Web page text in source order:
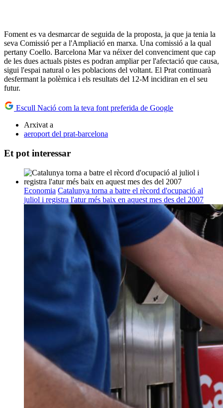
Foment es va desmarcar de seguida de la proposta, ja que ja tenia la
seva Comissió per a l'Ampliació en marxa. Una comissió a la qual
pertany Coello. Barcelona Mar va néixer del convenciment que cap
de les dues actuals pistes es podran ampliar per l'afectació que causa,
sigui l'espai natural o les poblacions del voltant. El Prat continuarà
desfermant la polèmica i els resultats del 12-M incidiran en el seu
futur.
Escull Nació com la teva font preferida de Google
Arxivat a
aeroport del prat-barcelona
Et pot interessar
Economia Catalunya torna a batre el rècord d'ocupació al
juliol i registra l'atur més baix en aquest mes des del 2007